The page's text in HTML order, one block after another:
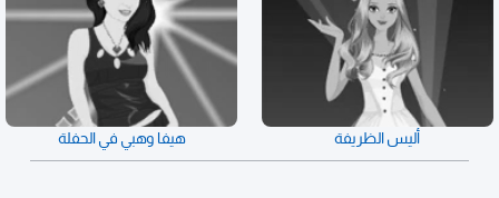
أليس الظريفة هيفا وهبي في الحفلة